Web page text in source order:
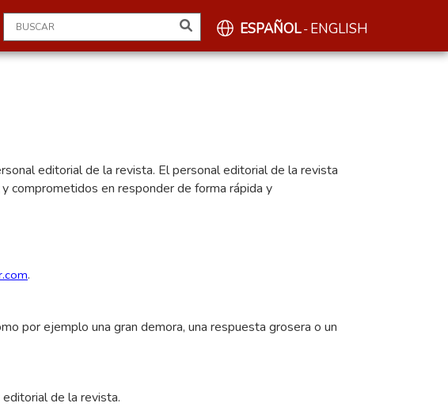
ESPAÑOL- ENGLISH
editorial de la revista. El personal editorial de la revista
comprometidos en responder de forma rápida y
.
por ejemplo una gran demora, una respuesta grosera o un
de la revista.